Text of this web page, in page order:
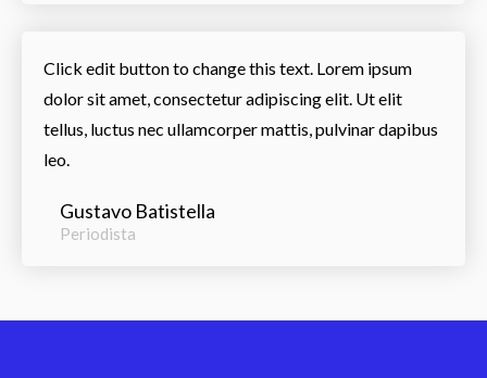
Click edit button to change this text. Lorem ipsum
dolor sit amet, consectetur adipiscing elit. Ut elit
tellus, luctus nec ullamcorper mattis, pulvinar dapibus
leo.
Gustavo Batistella
Periodista